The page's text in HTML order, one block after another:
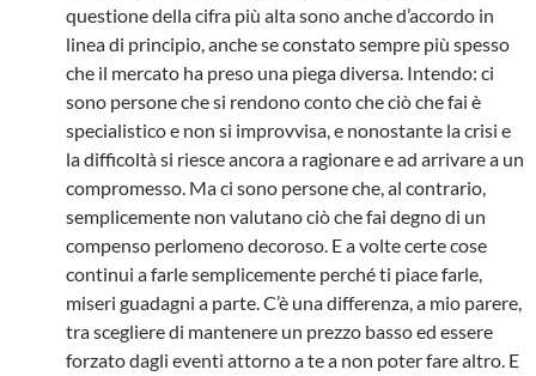
questione della cifra più alta sono anche d’accordo in
linea di principio, anche se constato sempre più spesso
che il mercato ha preso una piega diversa. Intendo: ci
sono persone che si rendono conto che ciò che fai è
specialistico e non si improvvisa, e nonostante la crisi e
la difficoltà si riesce ancora a ragionare e ad arrivare a un
compromesso. Ma ci sono persone che, al contrario,
semplicemente non valutano ciò che fai degno di un
compenso perlomeno decoroso. E a volte certe cose
continui a farle semplicemente perché ti piace farle,
miseri guadagni a parte. C’è una differenza, a mio parere,
tra scegliere di mantenere un prezzo basso ed essere
forzato dagli eventi attorno a te a non poter fare altro. E